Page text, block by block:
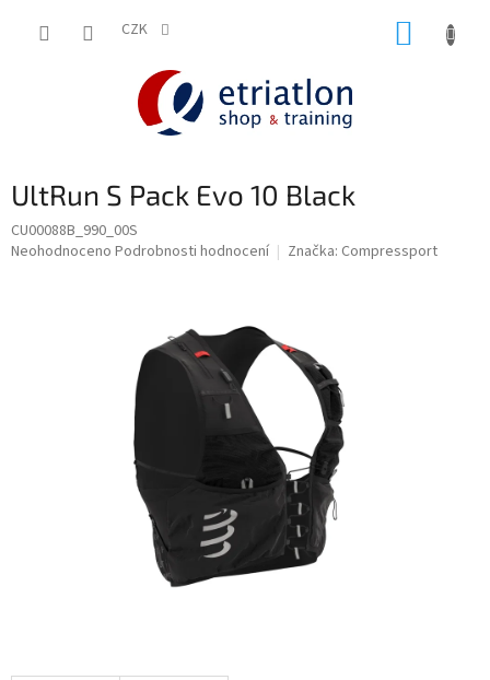
CZK
UltRun S Pack Evo 10 Black
CU00088B_990_00S
Průměrné
Neohodnoceno Podrobnosti hodnocení Značka: Compressport
shop.etriatlon.cz - Chat